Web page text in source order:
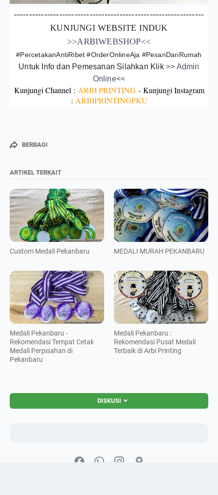
---------------------------------------------------------------
KUNJUNGI WEBSITE INDUK
>>ARBIWEBSHOP<<
#PercetakanAntiRibet #OrderOnlineAja #PesanDariRumah
Untuk Info dan Pemesanan Silahkan Klik>> Admin
Online<<
Kunjungi Channel : ARBI PRINTING- Kunjungi Instagram
: ARBIPRINTINGPKU
BERBAGI
ARTIKEL TERKAIT
Custom Medali Pekanbaru MEDALI MURAH PEKANBARU
Medali Pekanbaru -
Rekomendasi Tempat Cetak
Medali Perpisahan di
Pekanbaru
Medali Pekanbaru :
Rekomendasi Pusat Medali
Terbaik di Arbi Printing
DISKUSI